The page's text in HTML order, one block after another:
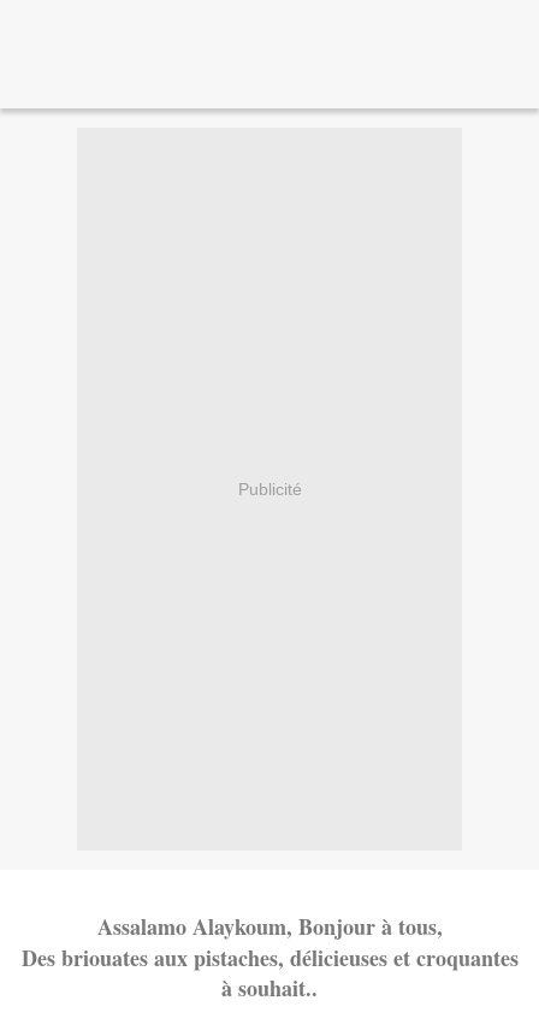
Publicité
Assalamo Alaykoum, Bonjour à tous,
Des briouates aux pistaches, délicieuses et croquantes
à souhait..